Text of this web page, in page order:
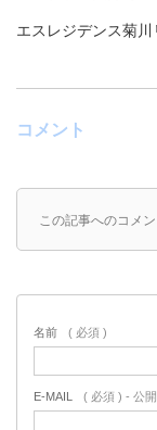
エスレジデンス菊川
コメント
この記事へのコメン
名前 ( 必須 )
E-MAIL ( 必須 ) - 公